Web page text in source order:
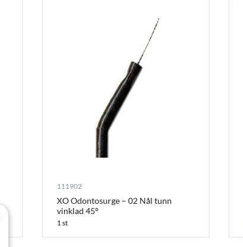
111902
XO Odontosurge – 02 Nål tunn
vinklad 45º
1 st